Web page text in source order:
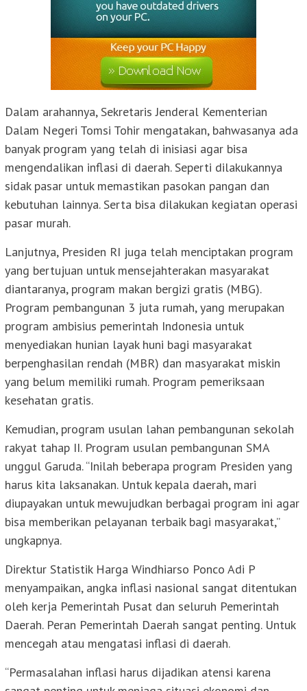
Dalam arahannya, Sekretaris Jenderal Kementerian
Dalam Negeri Tomsi Tohir mengatakan, bahwasanya ada
banyak program yang telah di inisiasi agar bisa
mengendalikan inflasi di daerah. Seperti dilakukannya
sidak pasar untuk memastikan pasokan pangan dan
kebutuhan lainnya. Serta bisa dilakukan kegiatan operasi
pasar murah.
Lanjutnya, Presiden RI juga telah menciptakan program
yang bertujuan untuk mensejahterakan masyarakat
diantaranya, program makan bergizi gratis (MBG).
Program pembangunan 3 juta rumah, yang merupakan
program ambisius pemerintah Indonesia untuk
menyediakan hunian layak huni bagi masyarakat
berpenghasilan rendah (MBR) dan masyarakat miskin
yang belum memiliki rumah. Program pemeriksaan
kesehatan gratis.
Kemudian, program usulan lahan pembangunan sekolah
rakyat tahap II. Program usulan pembangunan SMA
unggul Garuda. “Inilah beberapa program Presiden yang
harus kita laksanakan. Untuk kepala daerah, mari
diupayakan untuk mewujudkan berbagai program ini agar
bisa memberikan pelayanan terbaik bagi masyarakat,”
ungkapnya.
Direktur Statistik Harga Windhiarso Ponco Adi P
menyampaikan, angka inflasi nasional sangat ditentukan
oleh kerja Pemerintah Pusat dan seluruh Pemerintah
Daerah. Peran Pemerintah Daerah sangat penting. Untuk
mencegah atau mengatasi inflasi di daerah.
“Permasalahan inflasi harus dijadikan atensi karena